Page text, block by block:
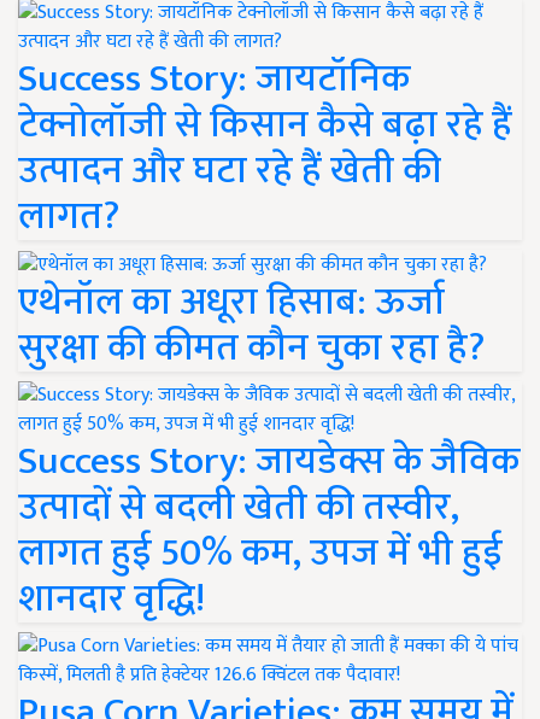
Success Story: जायटॉनिक
टेक्नोलॉजी से किसान कैसे बढ़ा रहे हैं
उत्पादन और घटा रहे हैं खेती की
लागत?
एथेनॉल का अधूरा हिसाब: ऊर्जा
सुरक्षा की कीमत कौन चुका रहा है?
Success Story: जायडेक्स के जैविक
उत्पादों से बदली खेती की तस्वीर,
लागत हुई 50% कम, उपज में भी हुई
शानदार वृद्धि!